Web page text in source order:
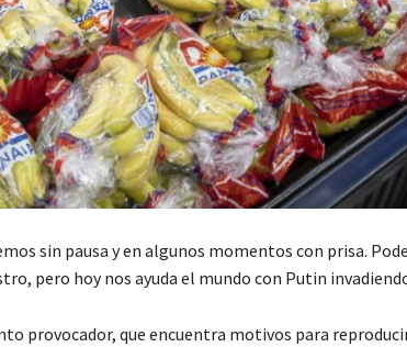
sin pausa y en algunos momentos con prisa.
pero hoy nos ayuda el mundo con Putin
provocador, que encuentra motivos para